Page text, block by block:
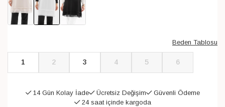
Beden Tablosu
1 2 3 4 5 6
14 Gün Kolay İade Ücretsiz Değişim
Güvenli Ödeme
24 saat içinde kargoda